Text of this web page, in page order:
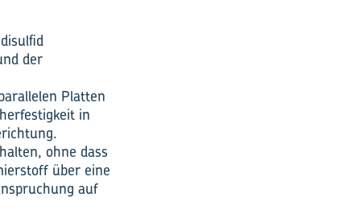
der
Platten
in
ohne dass
über eine
auf